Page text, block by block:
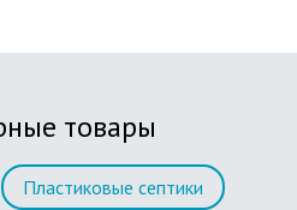
товары
Пластиковые септики